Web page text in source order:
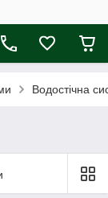
Водостічна